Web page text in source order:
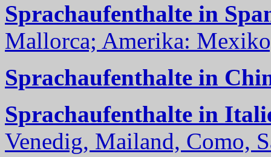
Sprachaufenthalte in
Mallorca; Amerika:
Sprachaufenthalte in
Sprachaufenthalte in
Venedig, Mailand, Como,